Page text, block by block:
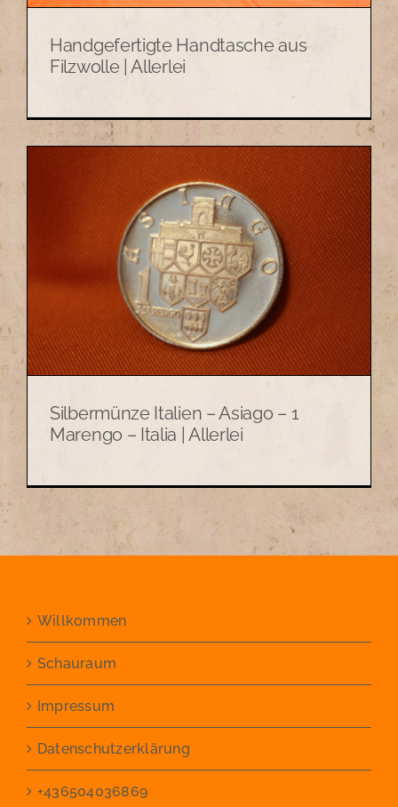
zum Shop
Handgefertigte Handtasche aus
Filzwolle | Allerlei
Silbermünze Italien – Asiago – 1
Marengo – Italia | Allerlei
Willkommen
Schauraum
Impressum
Datenschutzerklärung
+436504036869